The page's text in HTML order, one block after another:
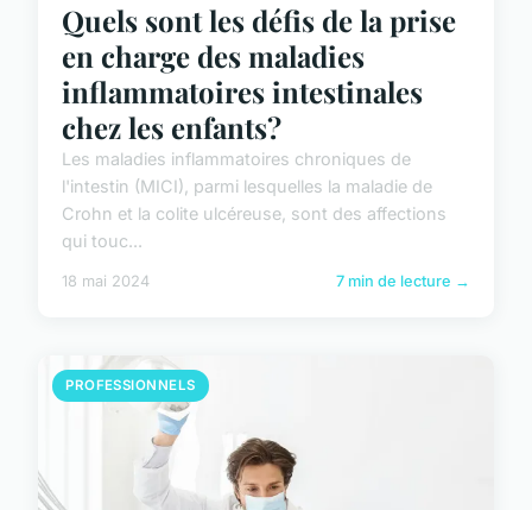
Quels sont les défis de la prise
en charge des maladies
inflammatoires intestinales
chez les enfants?
Les maladies inflammatoires chroniques de
l'intestin (MICI), parmi lesquelles la maladie de
Crohn et la colite ulcéreuse, sont des affections
qui touc...
18 mai 2024 7 min de lecture →
PROFESSIONNELS